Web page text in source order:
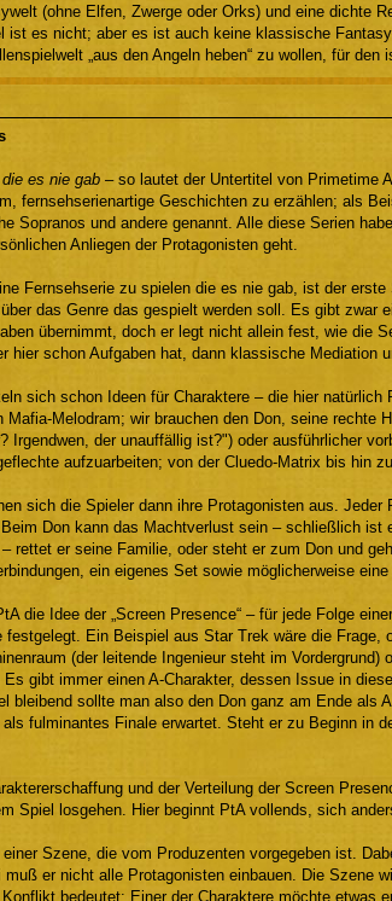
(ohne Elfen, Zwerge oder Orks) und eine dichte
ist es nicht; aber es ist auch keine klassische
„aus den Angeln heben“ zu wollen, für
es nie gab – so lautet der Untertitel von Primetime
fernsehserienartige Geschichten zu erzählen; als
Sopranos und andere genannt. Alle diese Serien
Anliegen der Protagonisten geht.
Fernsehserie zu spielen die es nie gab, ist der
das Genre das gespielt werden soll. Es gibt zwar
übernimmt, doch er legt nicht allein fest, wie die
hier schon Aufgaben hat, dann klassische Mediation
sich schon Ideen für Charaktere – die hier
Mafia-Melodram; wir brauchen den Don, seine rechte
Irgendwen, der unauffällig ist?") oder ausführlicher
aufzuarbeiten; von der Cluedo-Matrix bis hin
sich die Spieler dann ihre Protagonisten aus.
Don kann das Machtverlust sein – schließlich ist
rettet er seine Familie, oder steht er zum Don und
ein eigenes Set sowie möglicherweise eine
die Idee der „Screen Presence“ – für jede Folge
festgelegt. Ein Beispiel aus Star Trek wäre die
(der leitende Ingenieur steht im
gibt immer einen A-Charakter, dessen Issue in
bleibend sollte man also den Don ganz am Ende als
fulminantes Finale erwartet. Steht er zu Beginn in
und der Verteilung der Screen
Spiel losgehen. Hier beginnt PtA vollends, sich
Szene, die vom Produzenten vorgegeben ist.
er nicht alle Protagonisten einbauen. Die Szene
bedeutet: Einer der Charaktere möchte etwas